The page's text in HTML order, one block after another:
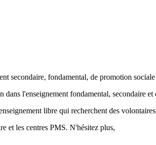
secondaire, fondamental, de promotion
dans l'enseignement fondamental, secondaire
libre qui recherchent des
et les centres PMS. N'hésitez plus,